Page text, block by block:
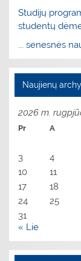
Studijų
studentų
... senesnės
Naujienų
2026 m.
Pr A
3
4
10
11
17
18
24
25
31
« Lie